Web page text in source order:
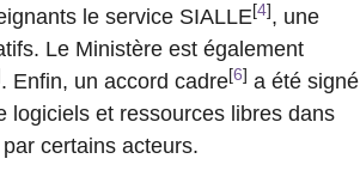
le service SIALLE[4] , une
Le Ministère est également
. Enfin, un accord cadre[6] a été signé
logiciels et ressources libres dans
certains acteurs.